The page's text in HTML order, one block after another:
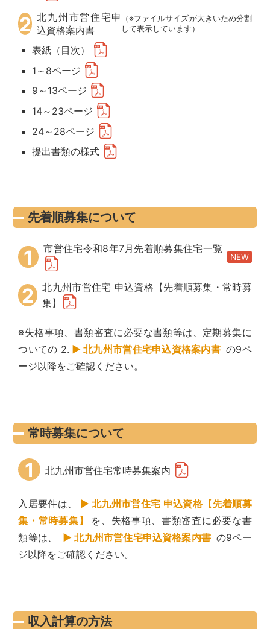
2 北九州市営住宅申
込資格案内書
（※ファイルサイズが大きいため分割
して表示しています）
表紙（目次）
1～8ページ
9～13ページ
14～23ページ
24～28ページ
提出書類の様式
先着順募集について
1 市営住宅令和8年7月先着順募集住宅一覧
NEW
2
北九州市営住宅 申込資格【先着順募集・常時募
集】
※失格事項、書類審査に必要な書類等は、定期募集に
ついての 2. 北九州市営住宅申込資格案内書 の9ペ
ージ以降をご確認ください。
常時募集について
1 北九州市営住宅常時募集案内
入居要件は、
北九州市営住宅 申込資格【先着順募
集・常時募集】
を、 失格事項、書類審査に必要な書
類等は、
北九州市営住宅申込資格案内書 の9ペー
ジ以降をご確認ください。
収入計算の方法